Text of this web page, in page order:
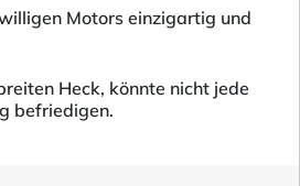
Motors einzigartig und
Heck, könnte nicht jede
befriedigen.